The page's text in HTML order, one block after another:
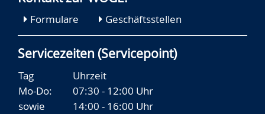
Formulare Geschäftsstellen
Servicezeiten (Servicepoint)
Tag
Uhrzeit
Mo-Do:
07:30 - 12:00 Uhr
sowie
14:00 - 16:00 Uhr